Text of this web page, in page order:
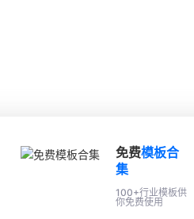
免费模板合
集
100+行业模板供
你免费使用